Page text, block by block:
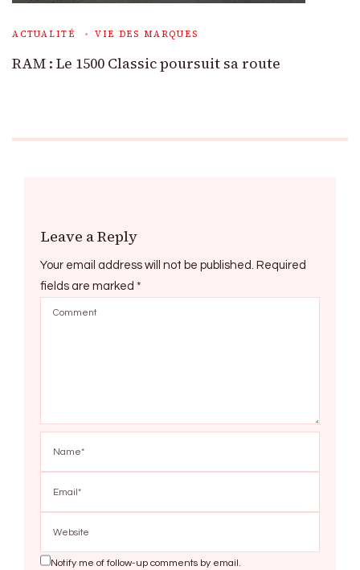
ACTUALITÉ VIE DES MARQUES
RAM : Le 1500 Classic poursuit sa route
Leave a Reply
Your email address will not be published. Required
fields are marked *
Notify me of follow-up comments by email.